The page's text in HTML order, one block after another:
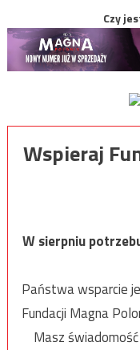
Czy
Wspieraj
W sierpniu
Państwa wsparcie
Fundacji Magna
Masz